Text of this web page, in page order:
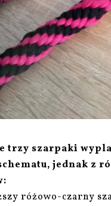
trzy szarpaki
jednak z
różowo-czarny